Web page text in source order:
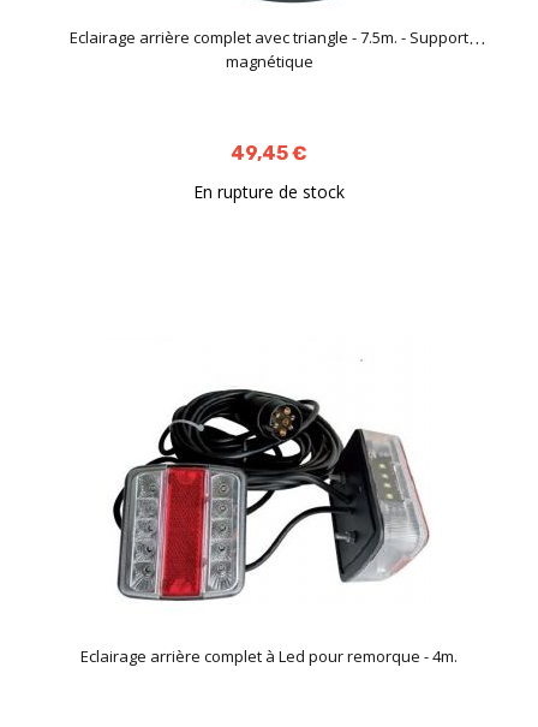
Eclairage arrière complet avec triangle - 7.5m. - Support
magnétique
49,45 €
En rupture de stock
Eclairage arrière complet à Led pour remorque - 4m.